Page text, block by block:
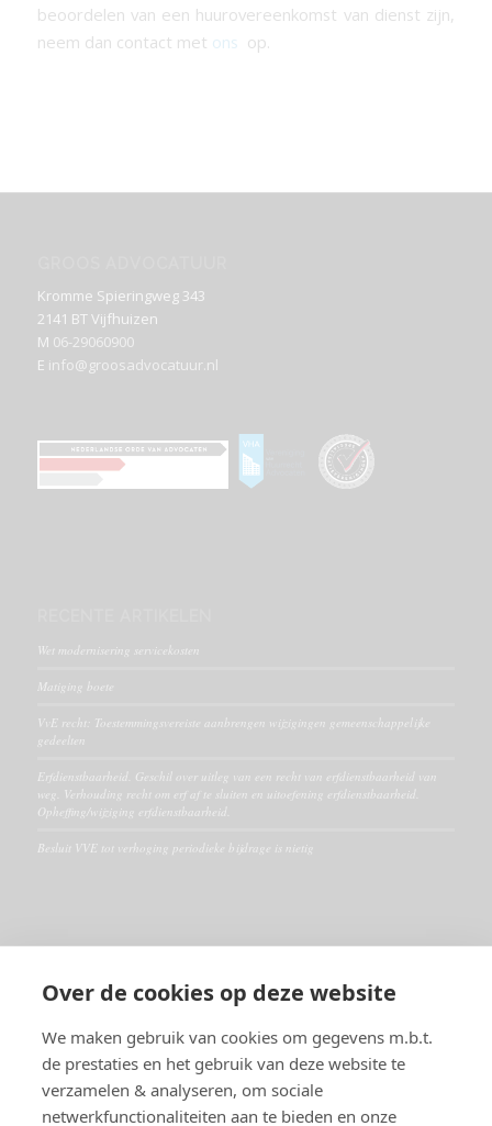
Over de cookies op deze website
We maken gebruik van cookies om gegevens m.b.t.
de prestaties en het gebruik van deze website te
verzamelen & analyseren, om sociale
netwerkfunctionaliteiten aan te bieden en onze
beoordelen van een huurovereenkomst van dienst zijn,
neem dan contact met ons op.
Kromme Spieringweg 343
2141 BT Vijfhuizen
M 06-29060900
E info@groosadvocatuur.nl
Wet modernisering servicekosten
Matiging boete
VvE recht: Toestemmingsvereiste aanbrengen wijzigingen gemeenschappelijke
gedeelten
Erfdienstbaarheid. Geschil over uitleg van een recht van erfdienstbaarheid van
weg. Verhouding recht om erf af te sluiten en uitoefening erfdienstbaarheid.
Opheffing/wijziging erfdienstbaarheid.
Besluit VVE tot verhoging periodieke bijdrage is nietig
Disclaimer
RECHTSGEBIEDEN